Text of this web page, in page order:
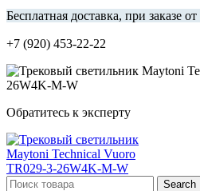
Бесплатная доставка, при заказе
+7 (920) 453-22-22
Обратитесь к эксперту
Search